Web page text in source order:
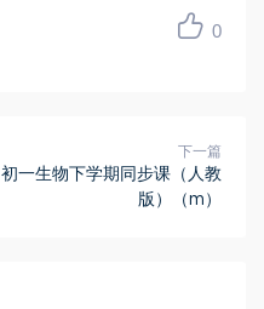
0
下一篇
初一生物下学期同步课（人教
版）（m）